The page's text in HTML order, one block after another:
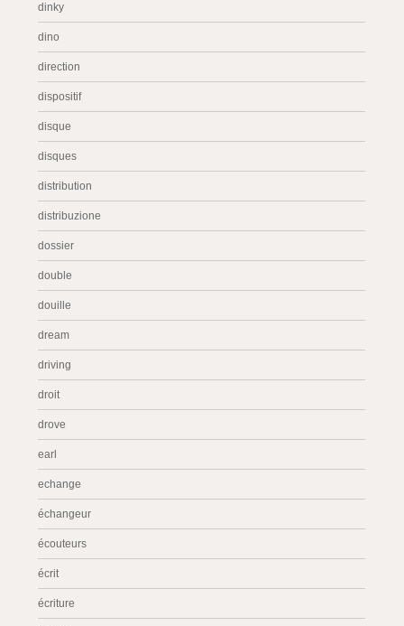
dinky
dino
direction
dispositif
disque
disques
distribution
distribuzione
dossier
double
douille
dream
driving
droit
drove
earl
echange
échangeur
écouteurs
écrit
écriture